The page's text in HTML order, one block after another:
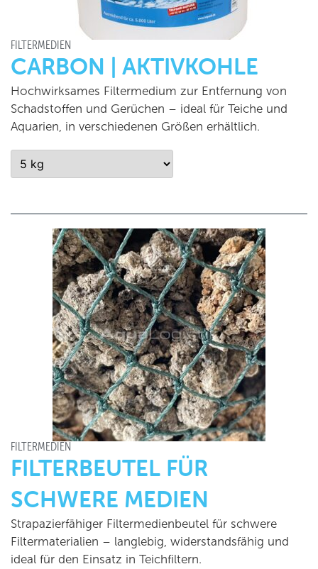
FILTERMEDIEN
CARBON | AKTIVKOHLE
Hochwirksames Filtermedium zur Entfernung von
Schadstoffen und Gerüchen – ideal für Teiche und
Aquarien, in verschiedenen Größen erhältlich.
FILTERMEDIEN
FILTERBEUTEL FÜR
SCHWERE MEDIEN
Strapazierfähiger Filtermedienbeutel für schwere
Filtermaterialien – langlebig, widerstandsfähig und
ideal für den Einsatz in Teichfiltern.